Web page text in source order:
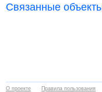
Связанные
О проекте Правила пользования